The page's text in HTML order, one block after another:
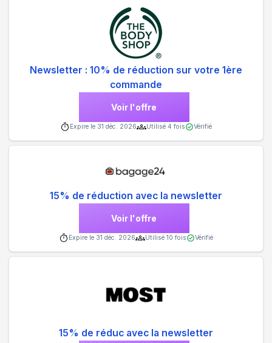
Newsletter : 10% de réduction sur votre 1ère
commande
Voir l'offre
Expire le 31 déc. 2026 Utilisé 4 fois Vérifié
15% de réduction avec la newsletter
Voir l'offre
Expire le 31 déc. 2026 Utilisé 10 fois Vérifié
15% de réduc avec la newsletter